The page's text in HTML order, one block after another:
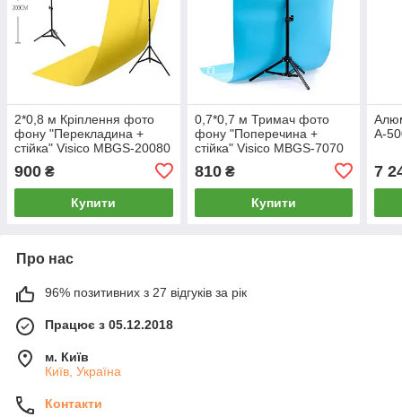
2*0,8 м Кріплення фото
фону "Перекладина +
стійка" Visico MBGS-20080
(тримач для фотостудії)
900 ₴
Купити
0,7*0,7 м Тримач фото
фону "Поперечина +
стійка" Visico MBGS-7070
предметної зйомки
810₴
Купити
A-
7
Про нас
96% позитивних з 27 відгуків за рік
Працює з 05.12.2018
м. Київ
Київ, Україна
Контакти